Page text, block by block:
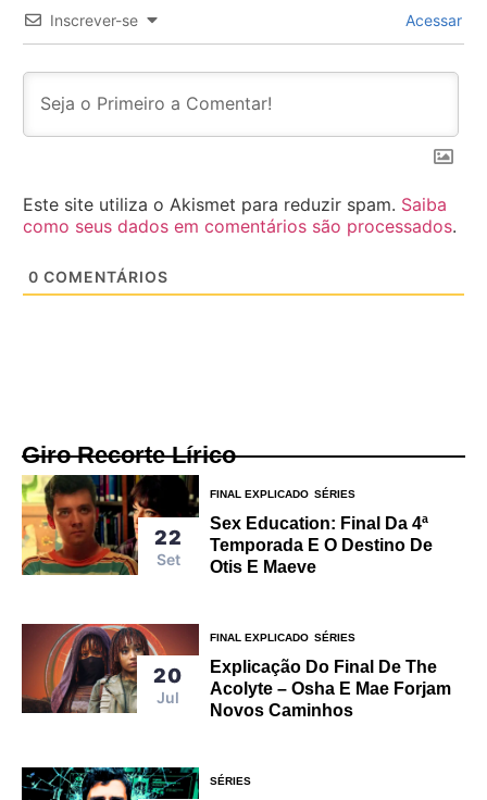
Inscrever-se Acessar
Este site utiliza o Akismet para reduzir spam. Saiba
como seus dados em comentários são processados.
0 COMENTÁRIOS
Giro Recorte Lírico
22
Set
FINAL EXPLICADO SÉRIES
Sex Education: Final Da 4ª
Temporada E O Destino De
Otis E Maeve
20
Jul
FINAL EXPLICADO SÉRIES
Explicação Do Final De The
Acolyte – Osha E Mae Forjam
Novos Caminhos
SÉRIES